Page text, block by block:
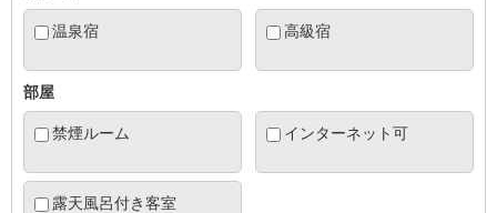
温泉宿 高級宿
部屋
禁煙ルーム インターネット可
露天風呂付き客室